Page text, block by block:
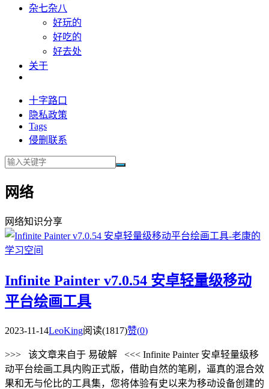
杂七杂八
好玩的
好吃的
好去处
关于
十字路口
隐私政策
Tags
侵删联系
网络
网络知识分享
Infinite Painter v7.0.54 安卓轻量级移动
平台绘画工具
2023-11-14LeoKing阅读(1817)赞(0)
>>> 该文章来自于 易破解 <<< Infinite Painter 安卓轻量级移
动平台绘画工具内购正式版，借助自然的笔刷，逼真的混合效
果和无与伦比的工具集，您将体验有史以来为移动设备创建的